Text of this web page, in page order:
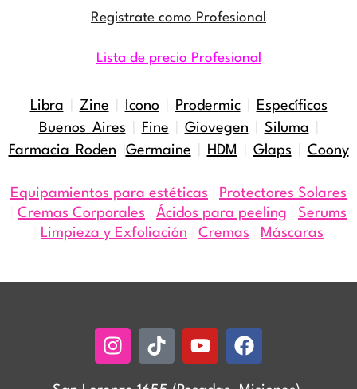
Registrate como Profesional
Lista de precio Profesional
Libra Zine Icono| Prodermic|
Específicos
Buenos Aires
Fine Giovegen Siluma
Farmacia Roden
Germaine HDM Glaps Coony
Equipamientos para estéticas
Protectores Solares
Cremas Corporales Ácidos para peeling
Serums
Limpieza y Exfoliación Cremas Máscaras
Instagram
TiktokYoutubeFacebook